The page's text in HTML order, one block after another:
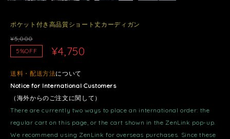
ポケット付き高品質ショート丈カーディガン
¥5,000
5%OFF
¥4,750
送料・配送方法について
Notice for International Customers
（海外からのご注文に関して）
There are currently two ways to place an international order: the
regular cart on this page, or the cart shown in the ZenLink pop-up.
We recommend using ZenLink for overseas purchases. Since these